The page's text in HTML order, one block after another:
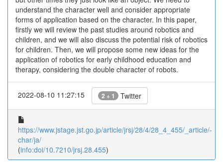
understand the character well and consider appropriate
forms of application based on the character. In this paper,
firstly we will review the past studies around robotics and
children, and we will also discuss the potential risk of robotics
for children. Then, we will propose some new ideas for the
application of robotics for early childhood education and
therapy, considering the double character of robots.
2022-08-10 11:27:15 2 + 1 Twitter
https://www.jstage.jst.go.jp/article/jrsj/28/4/28_4_455/_article/-
char/ja/
(info:doi/10.7210/jrsj.28.455)